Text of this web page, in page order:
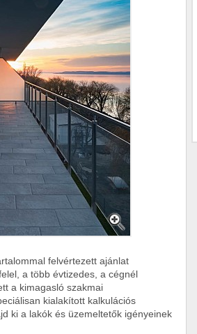
felvértezett ajánlat
a több évtizedes, a cégnél
a kimagasló szakmai
kialakított kalkulációs
ki a lakók és üzemeltetők igényeinek